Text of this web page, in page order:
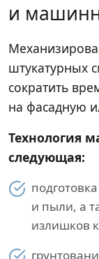
и
штукатурных
сократить
на фасадную
Технология
следующая:
и пыли, а
излишков